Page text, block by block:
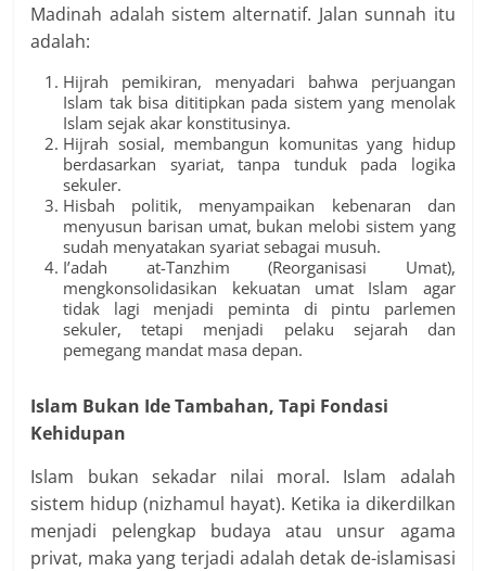
Madinah adalah sistem alternatif. Jalan sunnah itu
adalah:
Hijrah pemikiran, menyadari bahwa perjuangan
Islam tak bisa dititipkan pada sistem yang menolak
Islam sejak akar konstitusinya.
Hijrah sosial, membangun komunitas yang hidup
berdasarkan syariat, tanpa tunduk pada logika
sekuler.
Hisbah politik, menyampaikan kebenaran dan
menyusun barisan umat, bukan melobi sistem yang
sudah menyatakan syariat sebagai musuh.
I’adah at-Tanzhim (Reorganisasi Umat),
mengkonsolidasikan kekuatan umat Islam agar
tidak lagi menjadi peminta di pintu parlemen
sekuler, tetapi menjadi pelaku sejarah dan
pemegang mandat masa depan.
Islam Bukan Ide Tambahan, Tapi Fondasi
Kehidupan
Islam bukan sekadar nilai moral. Islam adalah
sistem hidup (nizhamul hayat). Ketika ia dikerdilkan
menjadi pelengkap budaya atau unsur agama
privat, maka yang terjadi adalah detak de-islamisasi